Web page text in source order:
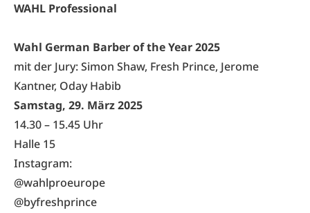
WAHL Professional
Wahl German Barber of the Year 2025
mit der Jury: Simon Shaw, Fresh Prince, Jerome
Kantner, Oday Habib
Samstag, 29. März 2025
14.30 – 15.45 Uhr
Halle 15
Instagram:
@wahlproeurope
@byfreshprince